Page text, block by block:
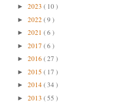
► 2023 ( 10 )
► 2022 ( 9 )
► 2021 ( 6 )
► 2017 ( 6 )
► 2016 ( 27 )
► 2015 ( 17 )
► 2014( 34 )
► 2013 ( 55 )